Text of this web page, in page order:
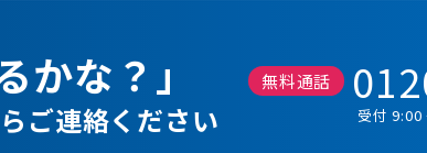
かな？」
ご連絡ください
無料通話
受付